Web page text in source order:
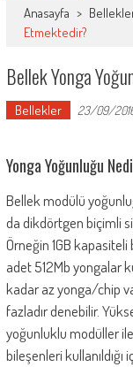
Anasayfa >
Etmektedir?
Bellek Yonga
Bellekler 23/09/
Yonga Yoğunluğu
Bellek modülü
da dikdörtgen biçimli
Örneğin 1GB
adet 512Mb yongalar
kadar az yonga/chip
fazladır denebilir.
yoğunluklu modüller
bileşenleri